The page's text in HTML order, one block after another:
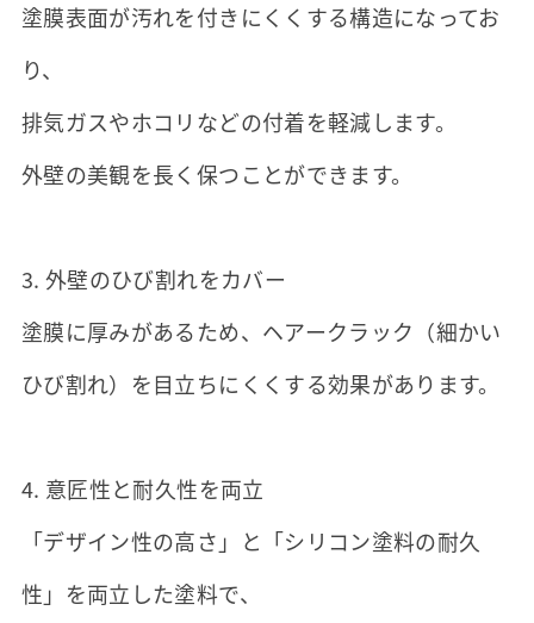
塗膜表面が汚れを付きにくくする構造になってお
り、
排気ガスやホコリなどの付着を軽減します。
外壁の美観を長く保つことができます。
3. 外壁のひび割れをカバー
塗膜に厚みがあるため、ヘアークラック（細かい
ひび割れ）を目立ちにくくする効果があります。
4. 意匠性と耐久性を両立
「デザイン性の高さ」と「シリコン塗料の耐久
性」を両立した塗料で、